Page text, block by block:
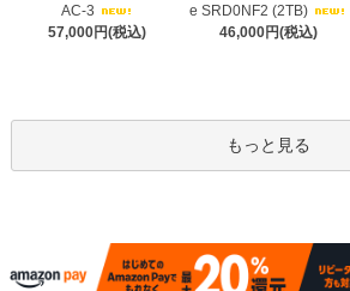
AC-3
57,000円(税込)
e SRD0NF2 (2TB)
46,000円(税込)
もっと見る